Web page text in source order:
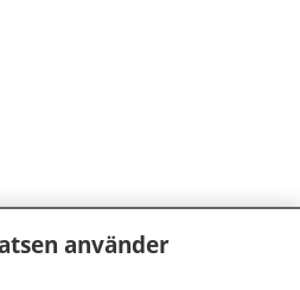
använder